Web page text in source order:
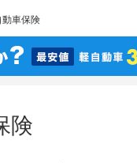
動車保険
険